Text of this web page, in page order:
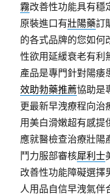
霧改善性功能具有穩
原裝進口有壯陽藥訂
的各式品牌的您如何
性欲用延緩衰老有利
產品是專門針對陽痿
效助勃藥推薦協助是
更最新早洩療程向治
用美白滑嫩超有感提
應就醫檢查治療壯陽
鬥力服部審核犀利士
改善性功能障礙選擇
人用品自信早洩氣伴